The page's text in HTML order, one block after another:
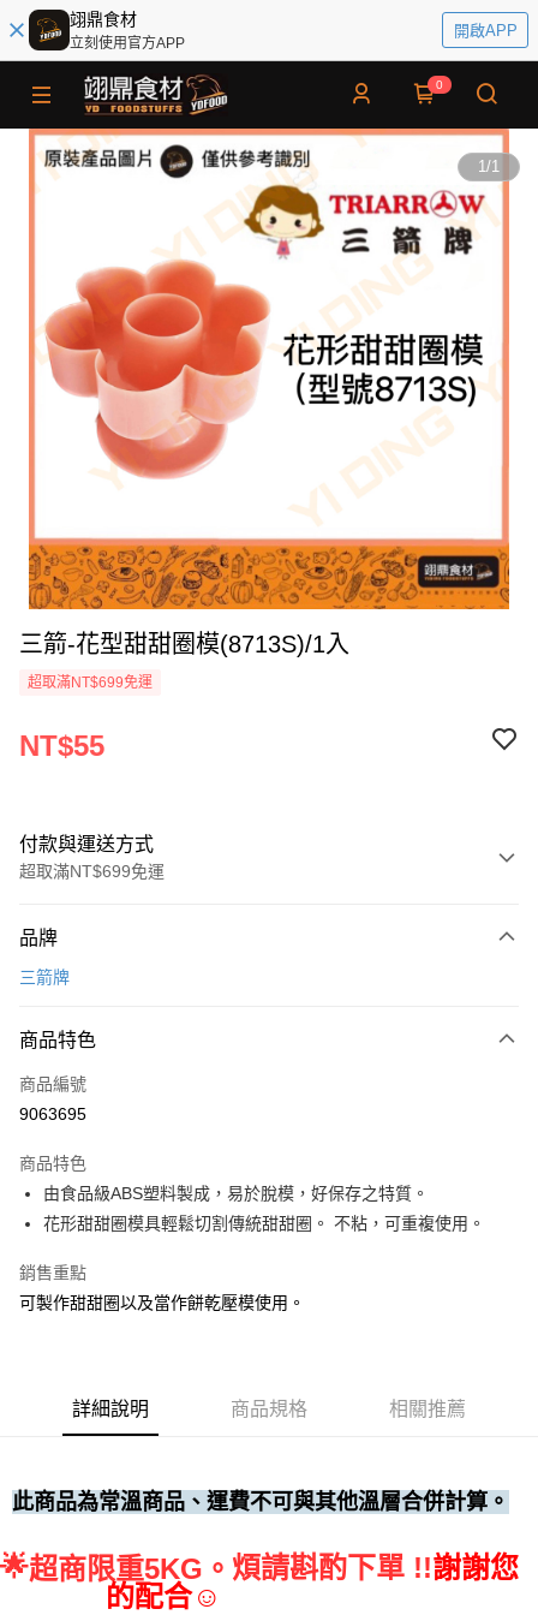
翊鼎食材
立刻使用官方APP
開啟APP
0
1/1
三箭-花型甜甜圈模(8713S)/1入
超取滿NT$699免運
NT$55
付款與運送方式
超取滿NT$699免運
信用卡一次付款
運送方式
• 付款後全家取貨
• 付款後7-11取貨
每筆NT$60，滿NT$699(含以上)免運費
每筆NT$250
品牌
三箭牌
商品特色
商品編號
9063695
商品特色
由食品級ABS塑料製成，易於脫模，好保存之特質。
花形甜甜圈模具輕鬆切割傳統甜甜圈。 不粘，可重複使用。
銷售重點
可製作甜甜圈以及當作餅乾壓模使用。
詳細說明 商品規格 相關推薦
此商品為常溫商品、運費不可與其他溫層合併計算。
🌟超商限重5KG。 煩請斟酌下單 !!謝謝您
的配合☺